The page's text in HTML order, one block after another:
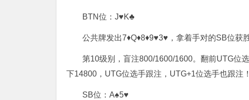
BTN位：J♥K♣
公共牌发出7♦Q♦8♦9♥3♥，拿着手对的SB位获
第10级别，盲注800/1600/1600。 翻前UTG位
下14800，UTG位选手跟注，UTG+1位选手也跟注！
SB位：A♠5♥